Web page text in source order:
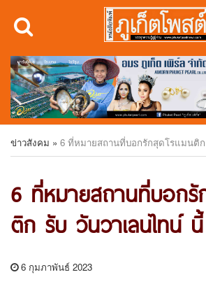
ข่าวสังคม » 6 ที่หมายสถานที่บอกรักสุดโรแมนติ
6 ที่หมายสถานที่บอกรั
ติก รับ วันวาเลนไทน์ นี้
6 กุมภาพันธ์ 2023